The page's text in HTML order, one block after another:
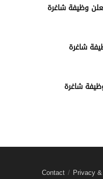
شاغرة
Privacy
Contact